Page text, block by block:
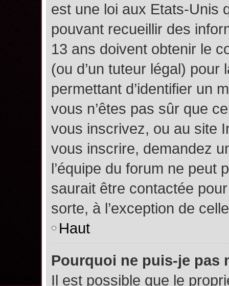
est une loi aux Etats-Unis
pouvant recueillir des
13 ans doivent obtenir le
(ou d’un tuteur légal)
permettant d’identifier un
vous n’êtes pas sûr que
vous inscrivez, ou au site
vous inscrire, demandez
l’équipe du forum ne peut
saurait être contactée
sorte, à l’exception de
Haut
Pourquoi ne puis-je pas
Il est possible que le